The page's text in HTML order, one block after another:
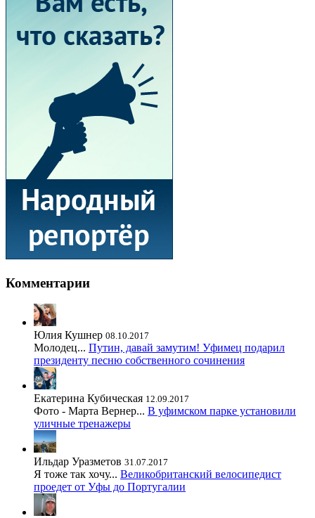
Комментарии
Юлия Кушнер 08.10.2017
Молодец... Путин, давай замутим! Уфимец подарил
президенту песню собственного сочинения
Екатерина Кубическая 12.09.2017
Фото - Марта Вернер... В уфимском парке установили
уличные тренажеры
Ильдар Уразметов 31.07.2017
Я тоже так хочу... Великобританский велосипедист
проедет от Уфы до Португалии